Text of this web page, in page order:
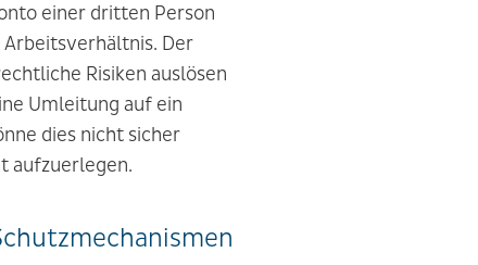
einer dritten Person
Der
Risiken auslösen
Umleitung auf ein
dies nicht sicher
aufzuerlegen.